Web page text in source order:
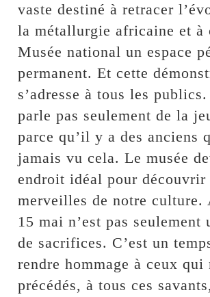
vaste destiné à retracer
la métallurgie africaine et à
Musée national un espace
permanent. Et cette
s’adresse à tous les
parle pas seulement de la
parce qu’il y a des anciens
jamais vu cela. Le musée
endroit idéal pour découvrir
merveilles de notre culture.
15 mai n’est pas seulement
de sacrifices. C’est un
rendre hommage à ceux qui
précédés, à tous ces